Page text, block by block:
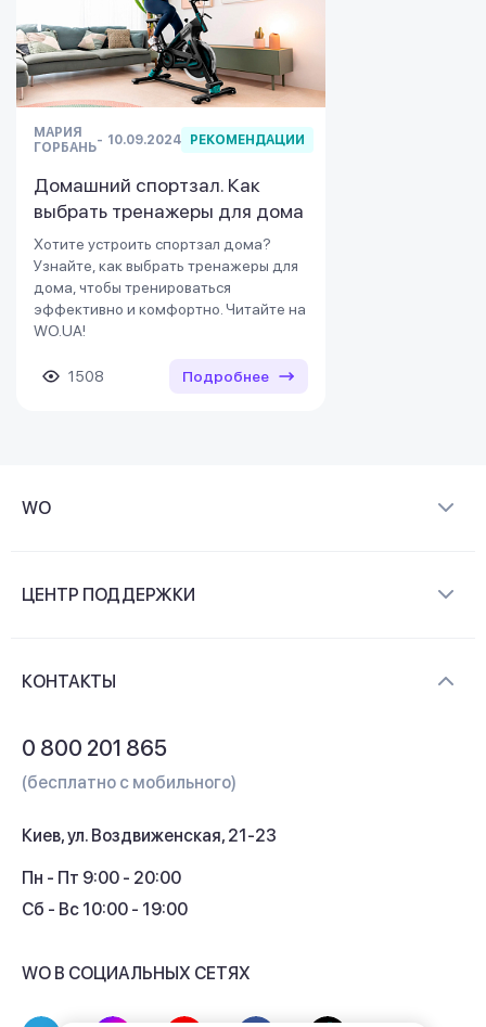
МАРИЯ
ГОРБАНЬ
10.09.2024 РЕКОМЕНДАЦИИ
Домашний спортзал. Как
выбрать тренажеры для дома
Хотите устроить спортзал дома?
Узнайте, как выбрать тренажеры для
дома, чтобы тренироваться
эффективно и комфортно. Читайте на
WO.UA!
1508 Подробнее
WO
Контакты
ЦЕНТР ПОДДЕРЖКИ
Кэшбек
КОНТАКТЫ
0 800 201 865
(бесплатно с мобильного)
Киев, ул. Воздвиженская, 21-23
Пн - Пт 9:00 - 20:00
Сб - Вс 10:00 - 19:00
WO В СОЦИАЛЬНЫХ СЕТЯХ